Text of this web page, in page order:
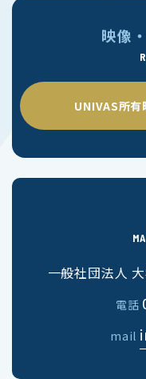
映像
UNIVAS所
一般社団法人
電話
mail